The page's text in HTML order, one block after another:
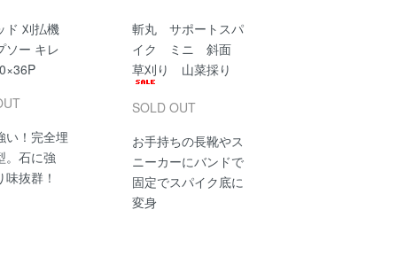
ド 刈払機
ソー キレ
い！完全埋
。石に強
抜群！
斬丸 サポートスパ
イク ミニ 斜面
草刈り 山菜採り
SOLD OUT
お手持ちの長靴やス
ニーカーにバンドで
固定でスパイク底に
変身